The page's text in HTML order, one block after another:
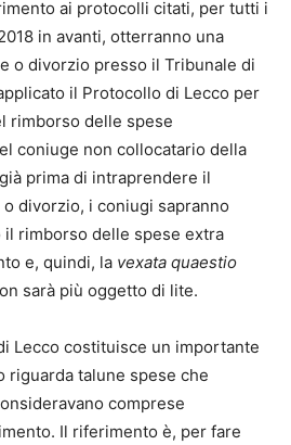
ai protocolli citati, per tutti i
in avanti, otterranno una
o divorzio presso il Tribunale di
il Protocollo di Lecco per
rimborso delle spese
coniuge non collocatario della
prima di intraprendere il
divorzio, i coniugi sapranno
rimborso delle spese extra
e, quindi, la vexata quaestio
sarà più oggetto di lite.
Lecco costituisce un importante
riguarda talune spese che
comprese
Il riferimento è, per fare